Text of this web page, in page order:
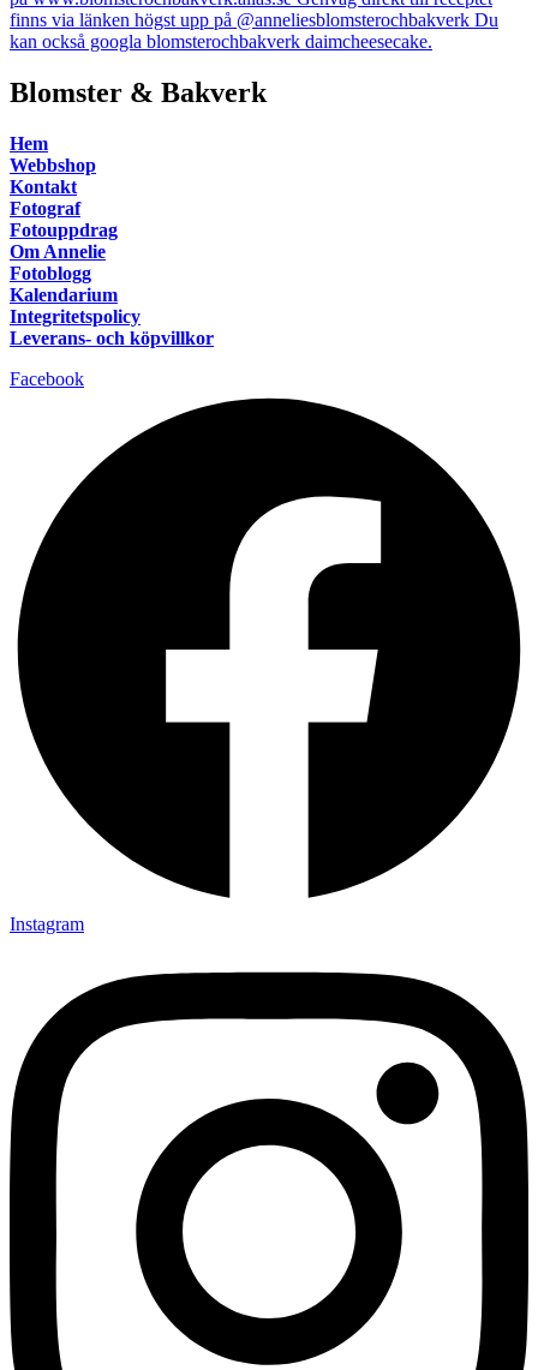
Blomster & Bakverk
Hem
Webbshop
Kontakt
Fotograf
Fotouppdrag
Om Annelie
Fotoblogg
Kalendarium
Integritetspolicy
Leverans- och köpvillkor
Facebook
Instagram